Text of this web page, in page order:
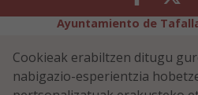
Ayuntamiento de
Erabilerreztasuna
Informazioaren
Cookieak erabiltzen ditugu
nabigazio-esperientzia